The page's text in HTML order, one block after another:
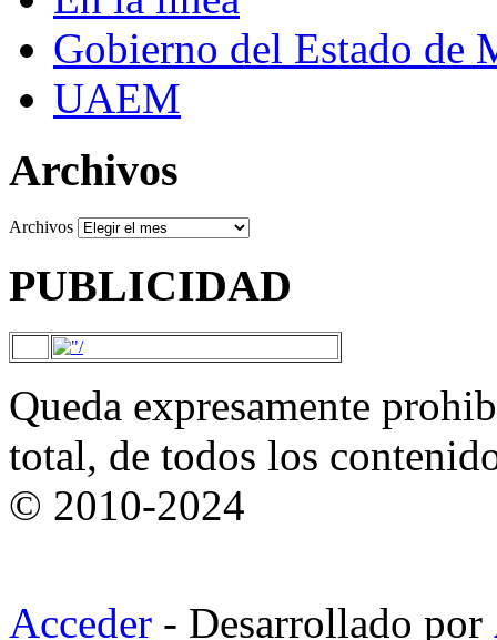
Gobierno del Estado de
UAEM
Archivos
Archivos
PUBLICIDAD
Queda expresamente
total, de todos los
© 2010-2024
Acceder - Desarrollado por